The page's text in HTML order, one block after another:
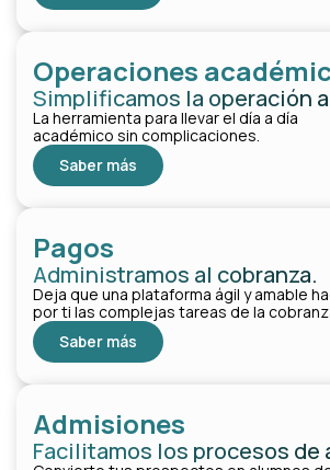
Operaciones
Simplificamos la operación
La herramienta para llevar el día a día
académico sin complicaciones.
Saber más
Pagos
Administramos al cobranza.
Deja que una plataforma ágil y amable
por ti las complejas tareas de la
Saber más
Admisiones
Facilitamos los procesos de